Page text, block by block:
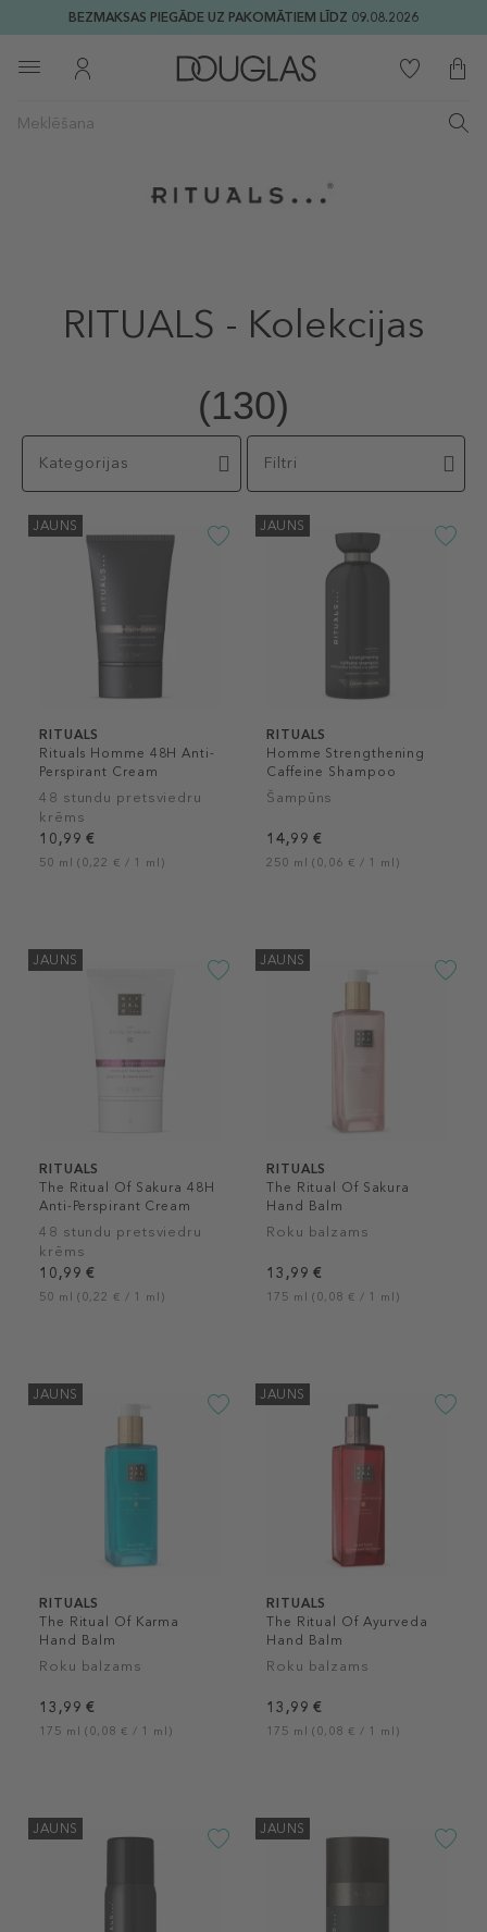
BEZMAKSAS PIEGĀDE UZ PAKOMĀTIEM LĪDZ 09.08.2026
RITUALS - Kolekcijas
(130)
Kategorijas Filtri
JAUNS
RITUALS
Rituals Homme 48H Anti-
Perspirant Cream
48 stundu pretsviedru
krēms
10,99 €
50 ml (0,22 € / 1 ml)
JAUNS
RITUALS
Homme Strengthening
Caffeine Shampoo
Šampūns
14,99 €
250 ml (0,06 € / 1 ml)
JAUNS
RITUALS
The Ritual Of Sakura 48H
Anti-Perspirant Cream
48 stundu pretsviedru
krēms
10,99 €
50 ml (0,22 € / 1 ml)
JAUNS
RITUALS
The Ritual Of Sakura
Hand Balm
Roku balzams
13,99 €
175 ml (0,08 € / 1 ml)
JAUNS
RITUALS
The Ritual Of Karma
Hand Balm
Roku balzams
13,99 €
175 ml (0,08 € / 1 ml)
JAUNS
RITUALS
The Ritual Of Ayurveda
Hand Balm
Roku balzams
13,99 €
175 ml (0,08 € / 1 ml)
JAUNS JAUNS